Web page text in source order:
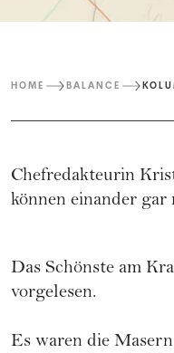
HOME BALANCE
Chefredakteurin
können einander
Das Schönste am
vorgelesen.
Es waren die